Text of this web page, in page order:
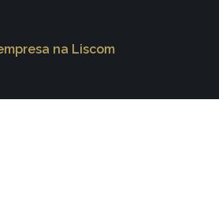
na Liscom